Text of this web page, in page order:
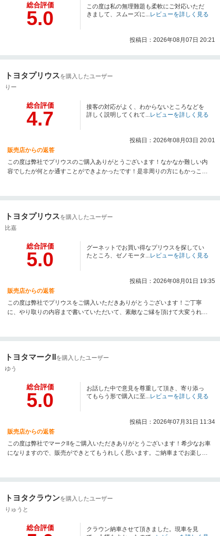
総合評価
5.0
この度は私の無理難題も柔軟にご対応いただ
きまして、スムーズに...レビューを詳しく見る
投稿日：2026年08月07日 20:21
トヨタプリウスを購入したユーザー
りー
総合評価
4.7
接客の対応がよく、わからないところなどを
詳しく説明してくれて...レビューを詳しく見る
投稿日：2026年08月03日 20:01
販売店からの返答
この度は弊社でプリウスのご購入ありがとうございます！なかなか難しい内
容でしたが何とか通すことができよかったです！是非周りの方にもかっこい
トヨタプリウスを購入したユーザー
比嘉
総合評価
5.0
グーネットでお買い得なプリウスを探してい
たところ、ゼノモータ...レビューを詳しく見る
投稿日：2026年08月01日 19:35
販売店からの返答
この度は弊社でプリウスをご購入いただきありがとうございます！ご丁寧
に、やり取りの内容まで書いていただいて、素敵なご縁を頂けて大変うれし
トヨタマークII
を購入したユーザー
ゆう
総合評価
5.0
お話した中で意見を尊重して頂き、寄り添っ
てもらう形で購入に至...レビューを詳しく見る
投稿日：2026年07月31日 11:34
販売店からの返答
この度は弊社でマークIIをご購入いただきありがとうございます！希少なお車
になりますので、販売ができとてもうれしく思います。ご納車までお楽しみ
トヨタクラウンを購入したユーザー
りゅうと
総合評価
クラウン納車させて頂きました。現車を見